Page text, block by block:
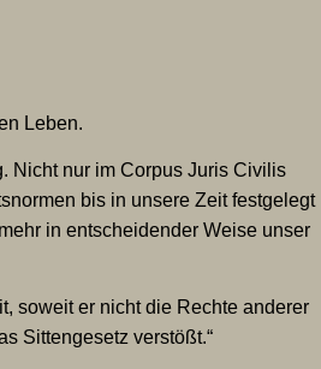
Leben.
Nicht nur im Corpus Juris Civilis
bis in unsere Zeit festgelegt
in entscheidender Weise unser
soweit er nicht die Rechte anderer
Sittengesetz verstößt.“